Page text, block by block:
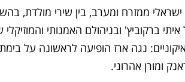
ממזרח ומערב, בין שירי מולדת,
איתי ברקוביץ' ובניהולם האמנותי
נגה ארז הופיעה לראשונה על
ומורן אהרוני.